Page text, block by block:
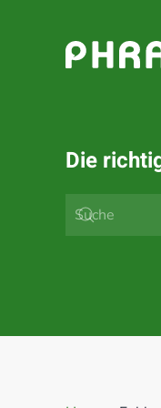
Zum Hauptinhalt
Die